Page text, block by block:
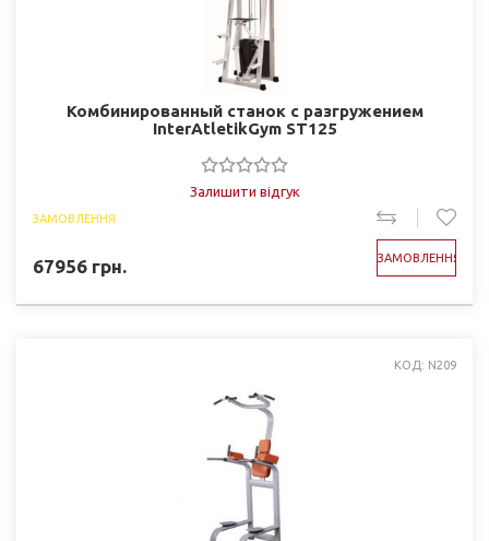
Комбинированный станок с разгружением
InterAtletikGym ST125
Залишити відгук
ЗАМОВЛЕННЯ
67956 грн. ЗАМОВЛЕННЯ
КОД: N209